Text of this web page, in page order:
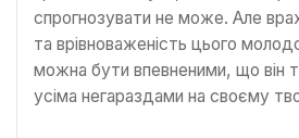
спрогнозувати не може. Але
та врівноваженість цього
можна бути впевненими, що він
усіма негараздами на своєму